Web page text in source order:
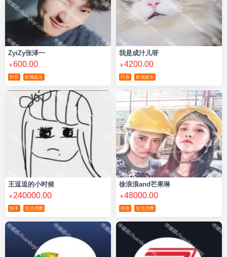
ZyiZy张泽一
￥600.00
抖音 影视娱乐
我是成汁儿呀
￥4200.00
抖音 影视娱乐
王逗逗的小时候
￥ 240000.00
快手 生活消费
徐浪浪and芒果琳
￥48000.00
抖音 生活消费